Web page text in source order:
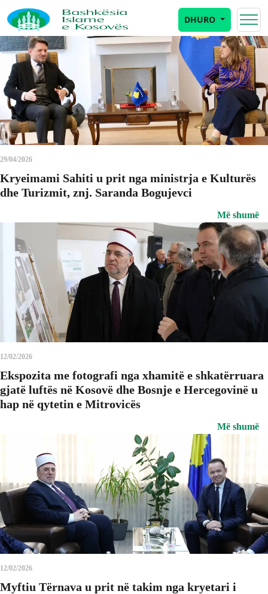
DHURO
Category: Lajme
29/04/2026
Kryeimami Sahiti u prit nga ministrja e Kulturës
dhe Turizmit, znj. Saranda Bogujevci
Më shumë
12/02/2026
Ekspozita me fotografi nga xhamitë e shkatërruara
gjatë luftës në Kosovë dhe Bosnje e Hercegovinë u
hap në qytetin e Mitrovicës
Më shumë
12/02/2026
Myftiu Tërnava u prit në takim nga kryetari i